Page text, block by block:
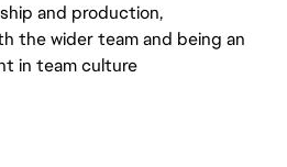
and production,
the wider team and being an
in team culture